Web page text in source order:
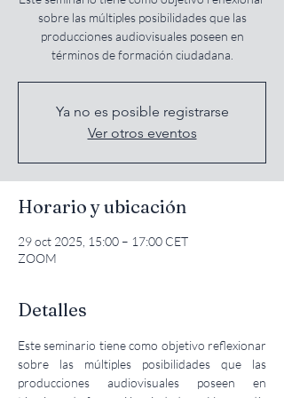
sobre las múltiples posibilidades que las
producciones audiovisuales poseen en
términos de formación ciudadana.
Ya no es posible registrarse
Ver otros eventos
Horario y ubicación
29 oct 2025, 15:00 – 17:00 CET
ZOOM
Detalles
Este seminario tiene como objetivo reflexionar
sobre las múltiples posibilidades que las
producciones audiovisuales poseen en